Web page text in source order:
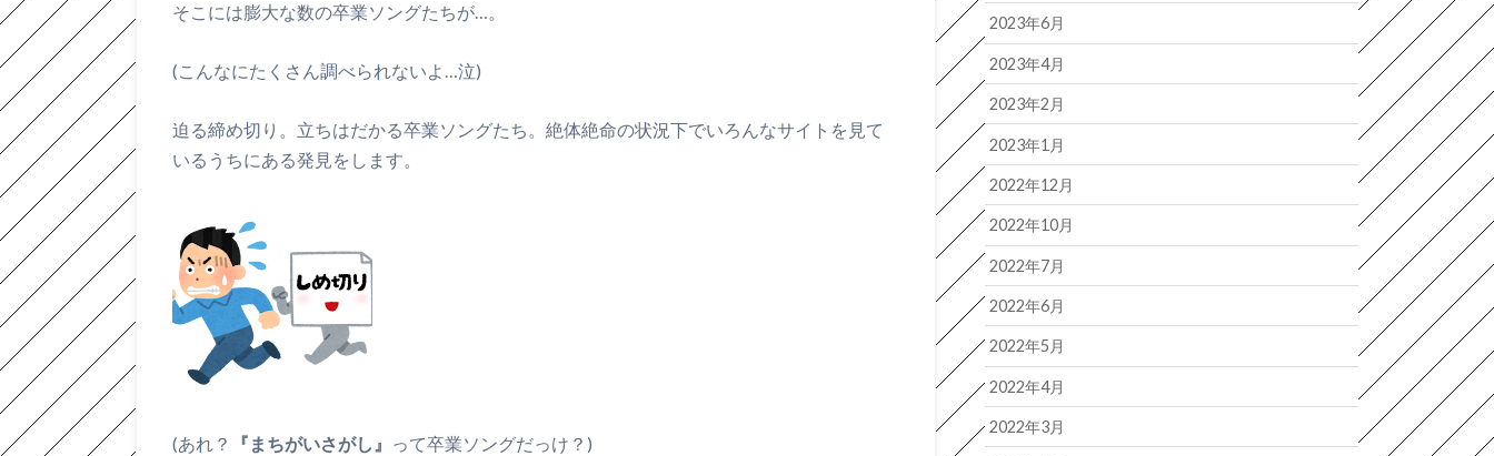
そこには膨大な数の卒業ソングたちが…。
(こんなにたくさん調べられないよ…泣)
迫る締め切り。立ちはだかる卒業ソングたち。絶体絶命の状況下でいろんなサイトを見て
いるうちにある発見をします。
(あれ？ 『まちがいさがし』 って卒業ソングだっけ？)
2023年6月
2023年4月
2023年2月
2023年1月
2022年12月
2022年10月
2022年7月
2022年6月
2022年5月
2022年4月
2022年3月